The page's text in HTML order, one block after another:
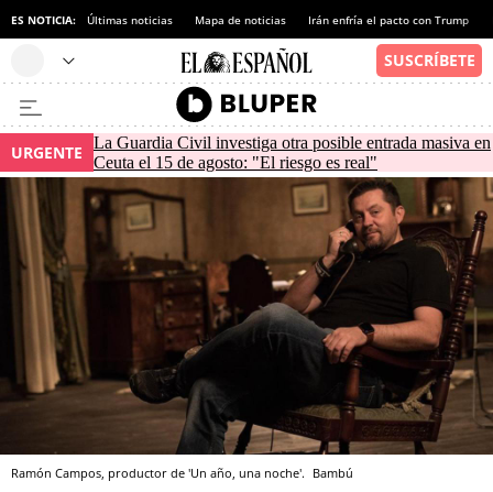
ES NOTICIA: Últimas noticias Mapa de noticias Irán enfría el pacto con Trump
URGENTE
La Guardia Civil investiga otra posible entrada masiva en
Ceuta el 15 de agosto: "El riesgo es real"
Ramón Campos, productor de 'Un año, una noche'. Bambú